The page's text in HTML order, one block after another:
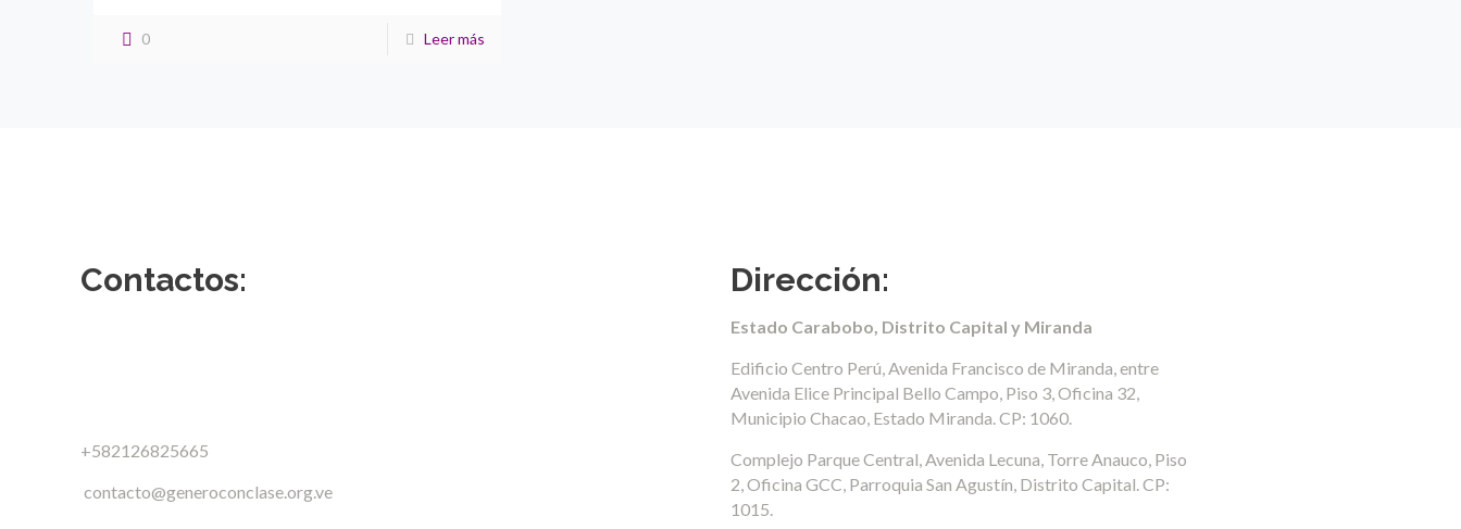
0 Leer más
Contactos:
+582126825665
contacto@generoconclase.org.ve
Dirección:
Estado Carabobo, Distrito Capital y Miranda
Edificio Centro Perú, Avenida Francisco de Miranda, entre
Avenida Elice Principal Bello Campo, Piso 3, Oficina 32,
Municipio Chacao, Estado Miranda. CP: 1060.
Complejo Parque Central, Avenida Lecuna, Torre Anauco, Piso
2, Oficina GCC, Parroquia San Agustín, Distrito Capital. CP:
1015.